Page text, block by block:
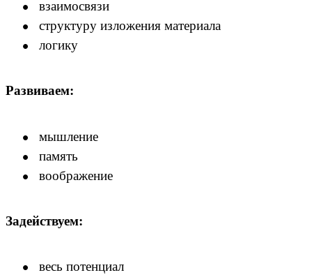
взаимосвязи
структуру изложения материала
логику
Развиваем:
мышление
память
воображение
Задействуем:
весь потенциал